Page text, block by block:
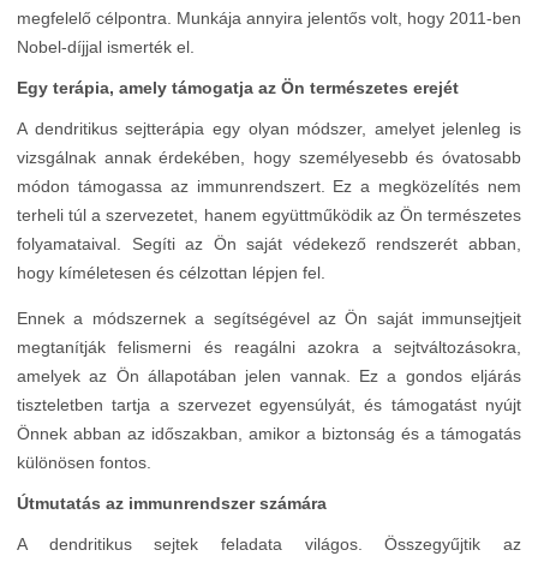
megfelelő célpontra. Munkája annyira jelentős volt, hogy 2011-ben
Nobel-díjjal ismerték el.
Egy terápia, amely támogatja az Ön természetes erejét
A dendritikus sejtterápia egy olyan módszer, amelyet jelenleg is
vizsgálnak annak érdekében, hogy személyesebb és óvatosabb
módon támogassa az immunrendszert. Ez a megközelítés nem
terheli túl a szervezetet, hanem együttműködik az Ön természetes
folyamataival. Segíti az Ön saját védekező rendszerét abban,
hogy kíméletesen és célzottan lépjen fel.
Ennek a módszernek a segítségével az Ön saját immunsejtjeit
megtanítják felismerni és reagálni azokra a sejtváltozásokra,
amelyek az Ön állapotában jelen vannak. Ez a gondos eljárás
tiszteletben tartja a szervezet egyensúlyát, és támogatást nyújt
Önnek abban az időszakban, amikor a biztonság és a támogatás
különösen fontos.
Útmutatás az immunrendszer számára
A dendritikus sejtek feladata világos. Összegyűjtik az